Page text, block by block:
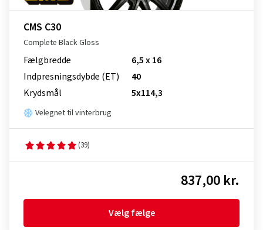
CMS C30
Complete Black Gloss
Fælgbredde
6,5 x 16
Indpresnings­dybde (ET)
40
Krydsmål
5x114,3
Velegnet til vinterbrug
(39)
837,00 kr.
Vælg fælge